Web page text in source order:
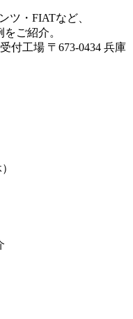
ツ・FIATなど、
ご紹介。
付工場 〒673-0434 兵庫